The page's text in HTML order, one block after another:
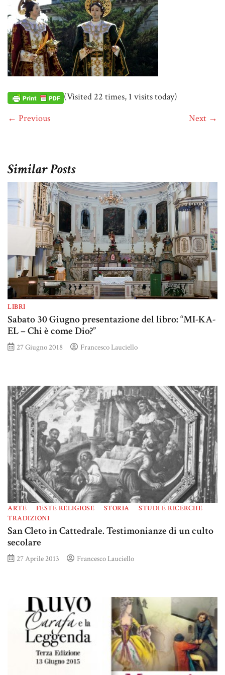
(Visited 22 times, 1 visits today)
← Previous
Next →
Similar Posts
LIBRI
Sabato 30 Giugno presentazione del libro: “MI-KA-
EL – Chi è come Dio?”
27 Giugno 2018 Francesco Lauciello
ARTE FESTE RELIGIOSE STORIA
STUDI E RICERCHE
TRADIZIONI
San Cleto in Cattedrale. Testimonianze di un culto
secolare
27 Aprile 2013 Francesco Lauciello